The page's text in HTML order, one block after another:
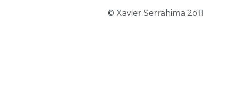
© Xavier Serrahima 2o11